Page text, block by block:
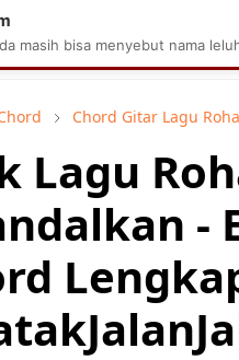
Celcius Sinaga
Chord Gitar Lagu
Lagu
-
masih bisa menyebut nama